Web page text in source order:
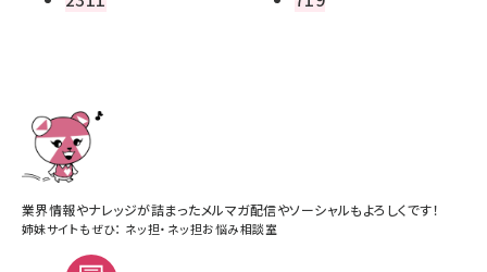
業界情報やナレッジが詰まったメルマガ配信やソーシャルもよろしくです！
姉妹サイトもぜひ： ネッ担・ ネッ担お悩み相談室